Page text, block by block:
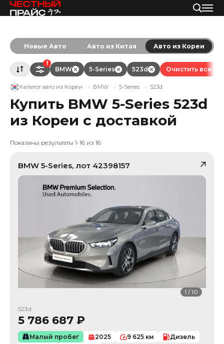
Новые Авто Авто из Китая Авто из Кореи
1
BMW 5-Series 523d Очистить все
Каталог авто из Кореи BMW 5-Series 523d
Купить BMW 5-Series 523d
из Кореи с доставкой
Показаны результаты 1-16 из 16
BMW 5-Series, лот 42398157
1 /10
523d
5 786 687 ₽
Малый пробег 2025 9 625 км
Дизель